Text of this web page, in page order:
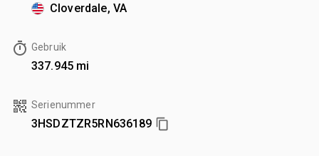
Cloverdale, VA
Gebruik
337.945 mi
Serienummer
3HSDZTZR5RN636189